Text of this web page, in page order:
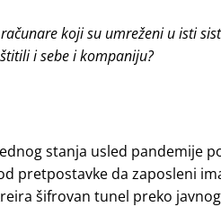
koji su umreženi u isti
i sebe i kompaniju?
stanja usled pandemije
pretpostavke da zaposleni
šifrovan tunel preko